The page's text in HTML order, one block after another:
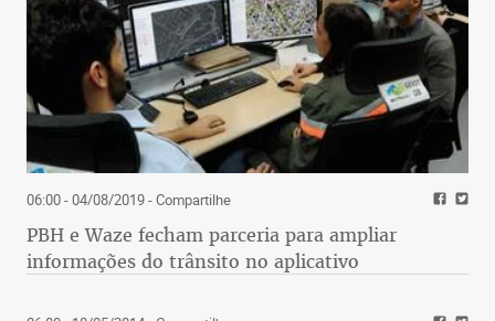
06:00 - 04/08/2019- Compartilhe
PBH e Waze fecham parceria para ampliar
informações do trânsito no aplicativo